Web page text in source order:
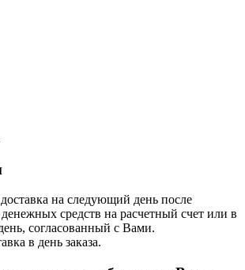
на следующий день после
средств на расчетный счет или в
согласованный с Вами.
в день заказа.